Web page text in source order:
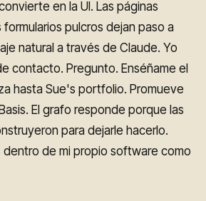
en la UI. Las páginas
pulcros dejan paso a
natural a través de Claude. Yo
contacto. Pregunto. Enséñame el
hasta Sue's portfolio. Promueve
El grafo responde porque las
para dejarle hacerlo.
dentro de mi propio software como